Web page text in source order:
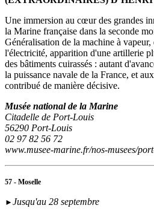
Une immersion au cœur des grandes
la Marine française dans la seconde
Généralisation de la machine à
l'électricité, apparition d'une artillerie
des bâtiments cuirassés : autant
la puissance navale de la France, et
contribué de manière décisive.
Musée national de la Marine
Citadelle de Port-Louis
56290 Port-Louis
02 97 82 56 72
www.musee-marine.fr/nos-musees/
57 - Moselle
► Jusqu'au 28 septembre